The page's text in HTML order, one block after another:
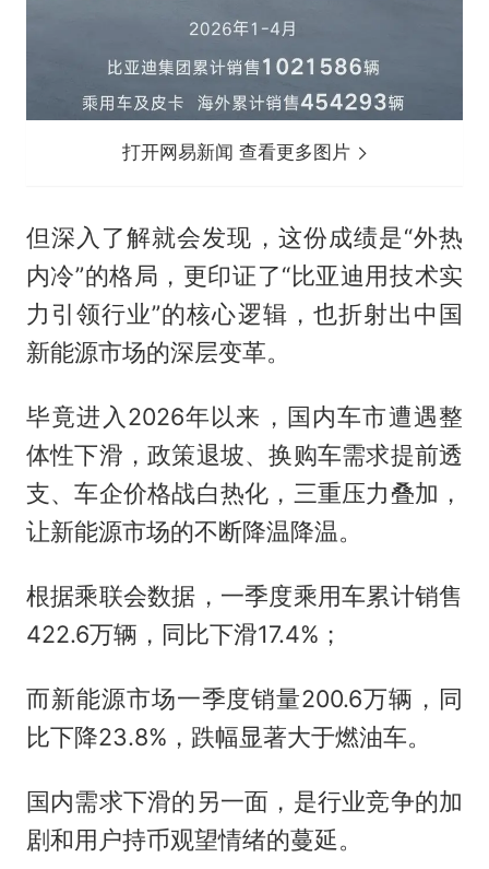
打开网易新闻 查看更多图片
但深入了解就会发现，这份成绩是“外热
内冷”的格局，更印证了“比亚迪用技术实
力引领行业”的核心逻辑，也折射出中国
新能源市场的深层变革。
毕竟进入2026年以来，国内车市遭遇整
体性下滑，政策退坡、换购车需求提前透
支、车企价格战白热化，三重压力叠加，
让新能源市场的不断降温降温。
根据乘联会数据，一季度乘用车累计销售
422.6万辆，同比下滑17.4%；
而新能源市场一季度销量200.6万辆，同
比下降23.8%，跌幅显著大于燃油车。
国内需求下滑的另一面，是行业竞争的加
剧和用户持币观望情绪的蔓延。